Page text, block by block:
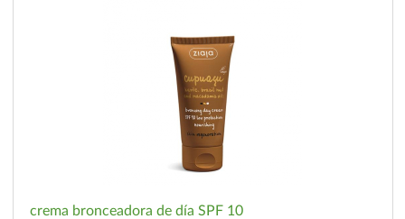
crema bronceadora de día SPF 10